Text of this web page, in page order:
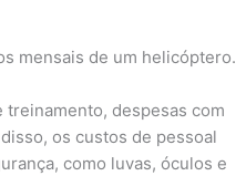
mensais de um helicóptero.
despesas com
os custos de pessoal
como luvas, óculos e